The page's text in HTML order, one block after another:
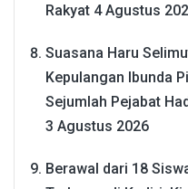
Rakyat 4 Agustus
Suasana Haru
Kepulangan Ibunda
Sejumlah Pejabat
3 Agustus 2026
Berawal dari 18